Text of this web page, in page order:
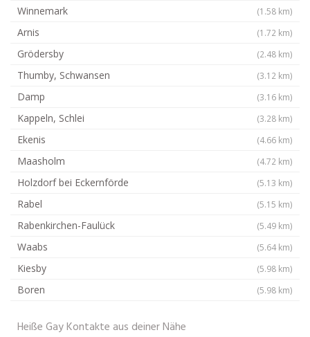
Winnemark (1.58 km)
Arnis (1.72 km)
Grödersby (2.48 km)
Thumby, Schwansen (3.12 km)
Damp (3.16 km)
Kappeln, Schlei (3.28 km)
Ekenis (4.66 km)
Maasholm (4.72 km)
Holzdorf bei Eckernförde (5.13 km)
Rabel (5.15 km)
Rabenkirchen-Faulück (5.49 km)
Waabs (5.64 km)
Kiesby (5.98 km)
Boren (5.98 km)
Heiße Gay Kontakte aus deiner Nähe